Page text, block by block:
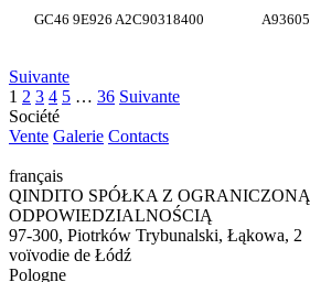
GC46 9E926 A2C90318400
Suivante
1 2 3 4 5 … 36 Suivante
Société
Vente Galerie Contacts
français
QINDITO SPÓŁKA Z OGRANICZONĄ
ODPOWIEDZIALNOŚCIĄ
97-300, Piotrków Trybunalski, Łąkowa, 2
voïvodie de Łódź
Pologne